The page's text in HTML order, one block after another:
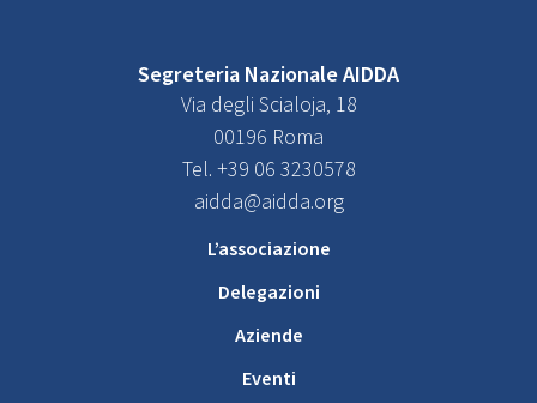
Segreteria Nazionale AIDDA
Via degli Scialoja, 18
00196 Roma
Tel. +39 06 3230578
aidda@aidda.org
L’associazione
Delegazioni
Aziende
Eventi